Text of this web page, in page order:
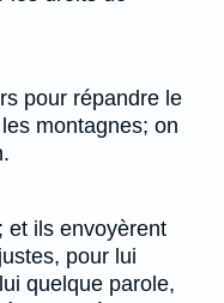
pour répandre le
montagnes; on
et ils envoyèrent
pour lui
quelque parole,